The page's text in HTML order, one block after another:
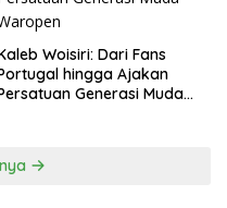
Woisiri: Dari Fans
hingga Ajakan
Generasi Muda